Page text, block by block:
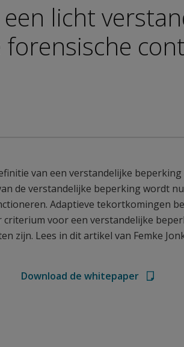
licht
van een verstandelijke
de verstandelijke beperking wordt
Adaptieve tekortkomingen
voor een verstandelijke
zijn. Lees in dit artikel van Femke
Download de whitepaper